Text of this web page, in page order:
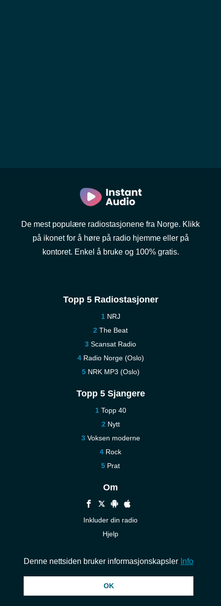
De mest populære radiostasjonene fra Norge. Klikk
på ikonet for å høre på radio hjemme eller på
kontoret. Enkel å bruke og 100% gratis.
Topp 5 Radiostasjoner
NRJ
The Beat
Scansat Radio
Radio Norge (Oslo)
NRK MP3 (Oslo)
Topp 5 Sjangere
Topp 40
Nytt
Voksen moderne
Rock
Prat
Om
Inkluder din radio
Hjelp
policy
Denne nettsiden bruker informasjonskapsler Info
OK